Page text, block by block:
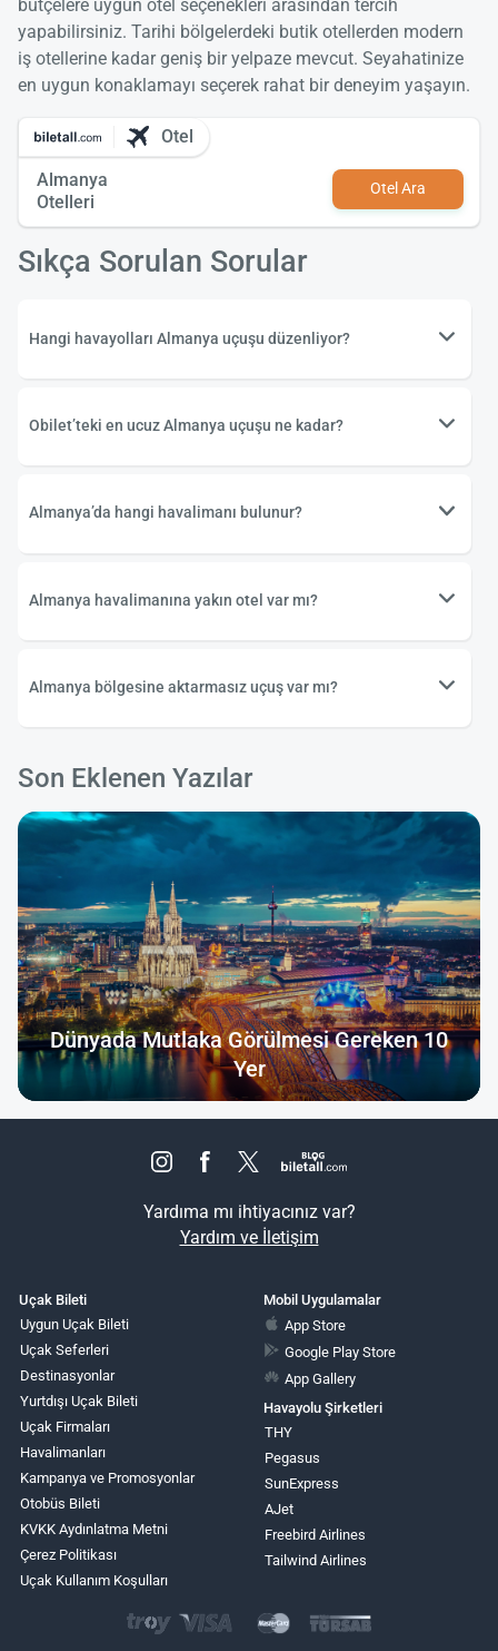
bütçelere uygun otel seçenekleri arasından tercih
yapabilirsiniz. Tarihi bölgelerdeki butik otellerden modern
iş otellerine kadar geniş bir yelpaze mevcut. Seyahatinize
en uygun konaklamayı seçerek rahat bir deneyim yaşayın.
Otel
Almanya
Otelleri
Otel Ara
Sıkça Sorulan Sorular
Hangi havayolları Almanya uçuşu düzenliyor?
Obilet’teki en ucuz Almanya uçuşu ne kadar?
Almanya’da hangi havalimanı bulunur?
Almanya havalimanına yakın otel var mı?
Almanya bölgesine aktarmasız uçuş var mı?
Son Eklenen Yazılar
Dünyada Mutlaka Görülmesi Gereken 10
Yer
Yardıma mı ihtiyacınız var?
Yardım ve İletişim
Uçak Bileti
Uygun Uçak Bileti
Uçak Seferleri
Destinasyonlar
Yurtdışı Uçak Bileti
Uçak Firmaları
Havalimanları
Kampanya ve Promosyonlar
Otobüs Bileti
KVKK Aydınlatma Metni
Çerez Politikası
Uçak Kullanım Koşulları
Mobil Uygulamalar
App Store
Google Play Store
App Gallery
Havayolu Şirketleri
THY
Pegasus
SunExpress
AJet
Freebird Airlines
Tailwind Airlines